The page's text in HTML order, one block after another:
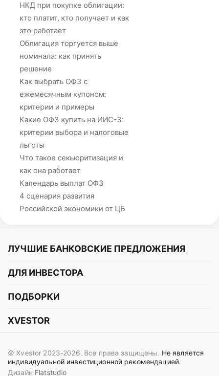
НКД при покупке облигации:
кто платит, кто получает и как
это работает
Облигация торгуется выше
номинала: как принять
решение
Как выбрать ОФЗ с
ежемесячным купоном:
критерии и примеры
Какие ОФЗ купить на ИИС-3:
критерии выбора и налоговые
льготы
Что такое секьюритизация и
как она работает
Календарь выплат ОФЗ
4 сценария развития
Российской экономики от ЦБ
ЛУЧШИЕ БАНКОВСКИЕ ПРЕДЛОЖЕНИЯ
Альфа-Банк
СБЕР
Газпромбанк
OZON Банк
Совкомбанк
ДЛЯ ИНВЕСТОРА
Курс акций
Курс облигаций
Прогнозы на криптовалюты
ПОДБОРКИ
Подборки акций
Подборки облигаций
XVESTOR
Вконтакте
© Xvestor 2023-2026. Все права защищены. Не является
индивидуальной инвестиционной рекомендацией.
Дизайн Flatstudio